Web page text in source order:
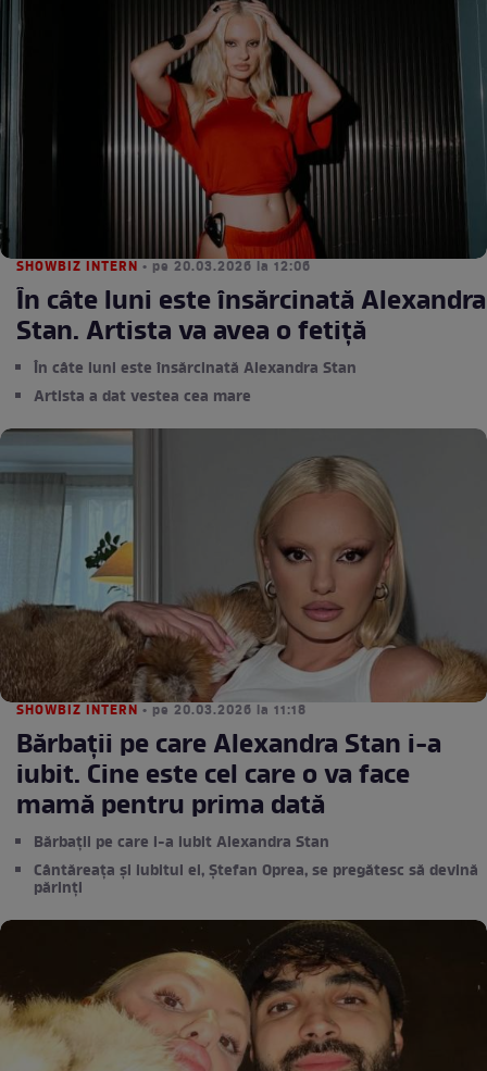
SHOWBIZ INTERN • pe 20.03.2026 la 12:06
În câte luni este însărcinată Alexandra
Stan. Artista va avea o fetiță
În câte luni este însărcinată Alexandra Stan
Artista a dat vestea cea mare
SHOWBIZ INTERN • pe 20.03.2026 la 11:18
Bărbații pe care Alexandra Stan i-a
iubit. Cine este cel care o va face
mamă pentru prima dată
Bărbații pe care i-a iubit Alexandra Stan
Cântăreața și iubitul ei, Ștefan Oprea, se pregătesc să devină
părinți